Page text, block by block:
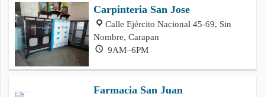
Carpinteria San Jose
Calle Ejército Nacional 45-69, Sin
Nombre, Carapan
9AM–6PM
Farmacia San Juan